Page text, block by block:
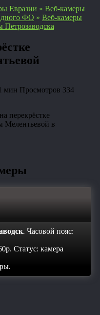
Евразии » Веб-камеры
ФО » Веб-камеры
Петрозаводска
мин Просмотров 334
на перекрёстке
Мелентьевой в
. Часовой пояс:
Статус: камера